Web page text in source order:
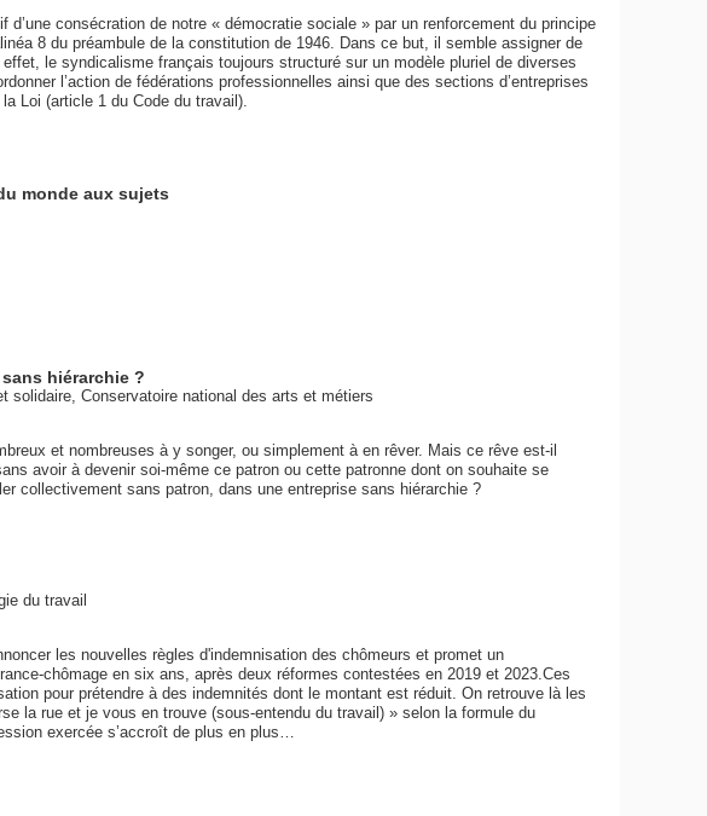
d’une consécration de notre « démocratie sociale » par un renforcement du principe
8 du préambule de la constitution de 1946. Dans ce but, il semble assigner de
le syndicalisme français toujours structuré sur un modèle pluriel de diverses
l’action de fédérations professionnelles ainsi que des sections d’entreprises
Loi (article 1 du Code du travail).
monde aux sujets
hiérarchie ?
solidaire, Conservatoire national des arts et métiers
et nombreuses à y songer, ou simplement à en rêver. Mais ce rêve est-il
avoir à devenir soi-même ce patron ou cette patronne dont on souhaite se
collectivement sans patron, dans une entreprise sans hiérarchie ?
du travail
les nouvelles règles d'indemnisation des chômeurs et promet un
chômage en six ans, après deux réformes contestées en 2019 et 2023.Ces
pour prétendre à des indemnités dont le montant est réduit. On retrouve là les
la rue et je vous en trouve (sous-entendu du travail) » selon la formule du
exercée s’accroît de plus en plus…